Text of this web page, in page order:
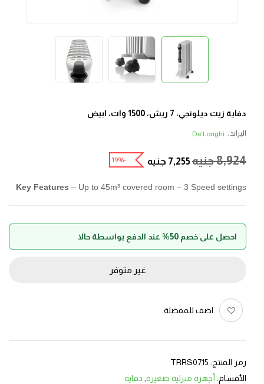
دفاية زيت ديلونجي، 7 ريش، 1500 وات، ابيض
البراند : De’Longhi
8,924جنيه7,255 جنيه -19%
Key Features – Up to 45m³ covered room – 3 Speed settings
احصل على خصم 50% عند الدفع بواسطة حالا
غير متوفر
اضف للمفضلة
رمز المنتج: TRRS0715
الأقسام: أجهزة منزلية صغيرة دفاية